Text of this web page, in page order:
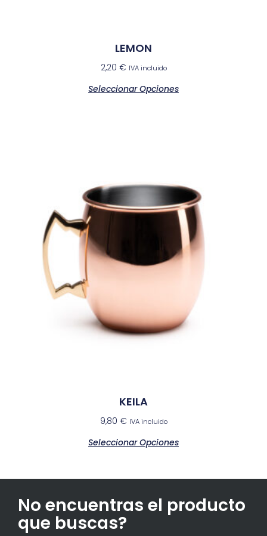
LEMON
2,20 € IVA incluido
Seleccionar Opciones
KEILA
9,80 € IVA incluido
Seleccionar Opciones
No encuentras el producto
que buscas?